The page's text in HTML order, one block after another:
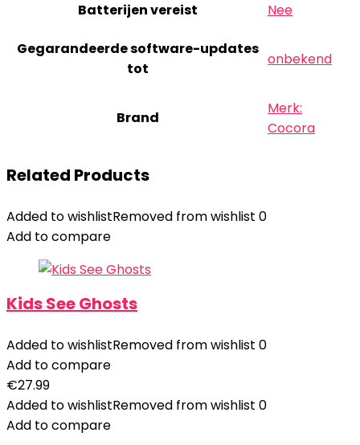
Batterijen vereist ‎Nee
Gegarandeerde software-updates
tot
‎onbekend
Brand
Merk:
Cocora
Related Products
Added to wishlistRemoved from wishlist 0
Add to compare
Kids See Ghosts
Added to wishlistRemoved from wishlist 0
Add to compare
€27.99
Added to wishlistRemoved from wishlist 0
Add to compare